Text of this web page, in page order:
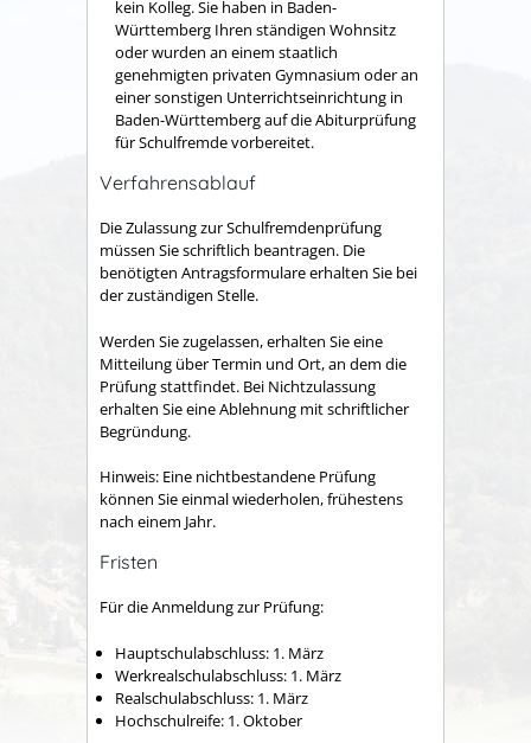
kein Kolleg. Sie haben in Baden-
Württemberg Ihren ständigen Wohnsitz
oder wurden an einem staatlich
genehmigten privaten Gymnasium oder an
einer sonstigen Unterrichtseinrichtung in
Baden-Württemberg auf die Abiturprüfung
für Schulfremde vorbereitet.
Verfahrensablauf
Die Zulassung zur Schulfremdenprüfung
müssen Sie schriftlich beantragen. Die
benötigten Antragsformulare erhalten Sie bei
der zuständigen Stelle.
Werden Sie zugelassen, erhalten Sie eine
Mitteilung über Termin und Ort, an dem die
Prüfung stattfindet. Bei Nichtzulassung
erhalten Sie eine Ablehnung mit schriftlicher
Begründung.
Hinweis: Eine nichtbestandene Prüfung
können Sie einmal wiederholen,frühestens
nach einem Jahr.
Fristen
Für die Anmeldung zur Prüfung:
Hauptschulabschluss: 1. März
Werkrealschulabschluss: 1. März
Realschulabschluss: 1. März
Hochschulreife: 1. Oktober